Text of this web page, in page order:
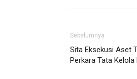
Sebelumnya
Sita Eksekusi Aset
Perkara Tata